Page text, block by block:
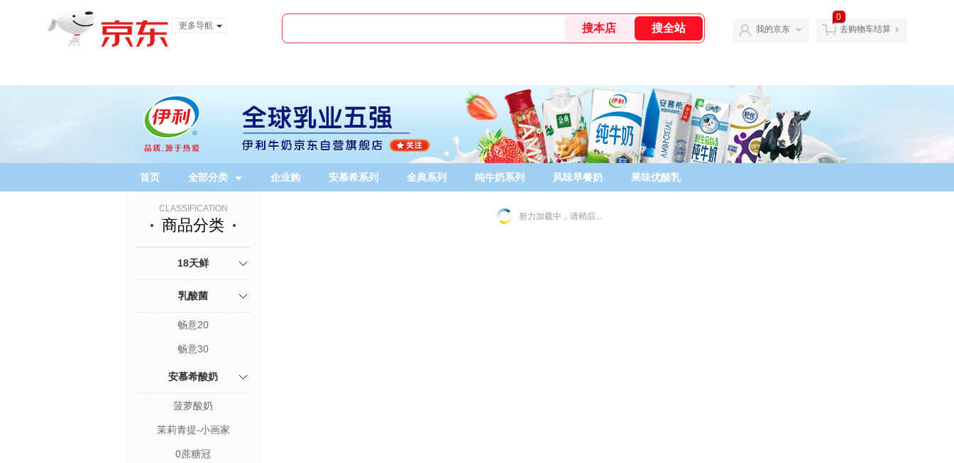
更多导航
我的京东
0
去购物车结算
首页 全部分类 企业购 安慕希系列 金典系列 纯牛奶系列 风味早餐奶 果味优酸乳
CLASSIFICATION
商品分类
18天鲜
乳酸菌
畅意20
畅意30
安慕希酸奶
菠萝酸奶
茉莉青提-小画家
0蔗糖冠
努力加载中，请稍后...